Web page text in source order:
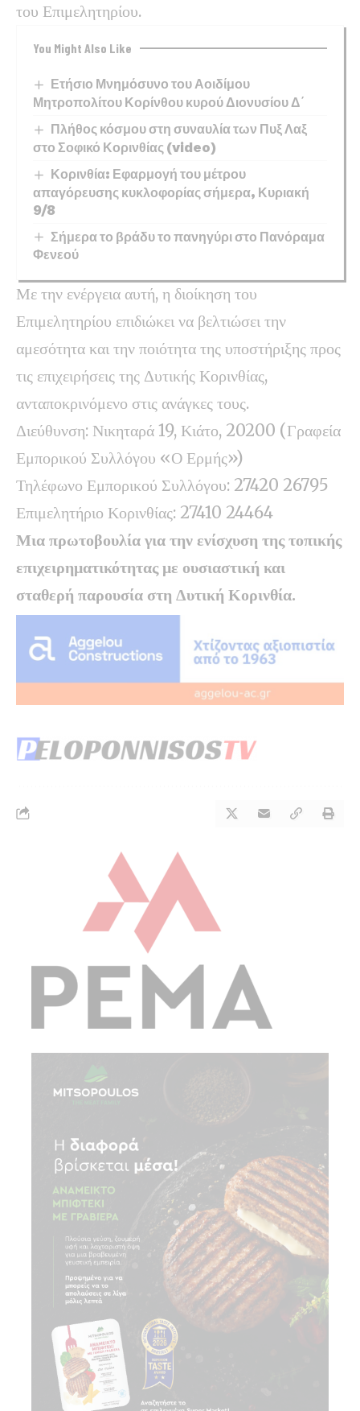
του Επιμελητηρίου.
You Might Also Like
Ετήσιο Μνημόσυνο του Αοιδίμου
Μητροπολίτου Κορίνθου κυρού Διονυσίου Δ΄
Πλήθος κόσμου στη συναυλία των Πυξ Λαξ
στο Σοφικό Κορινθίας (video)
Κορινθία: Εφαρμογή του μέτρου
απαγόρευσης κυκλοφορίας σήμερα, Κυριακή
9/8
Σήμερα το βράδυ το πανηγύρι στο Πανόραμα
Φενεού
Με την ενέργεια αυτή, η διοίκηση του
Επιμελητηρίου επιδιώκει να βελτιώσει την
αμεσότητα και την ποιότητα της υποστήριξης προς
τις επιχειρήσεις της Δυτικής Κορινθίας,
ανταποκρινόμενο στις ανάγκες τους.
Διεύθυνση: Νικηταρά 19, Κιάτο, 20200 (Γραφεία
Εμπορικού Συλλόγου «Ο Ερμής»)
Τηλέφωνο Εμπορικού Συλλόγου: 27420 26795
Επιμελητήριο Κορινθίας: 27410 24464
Μια πρωτοβουλία για την ενίσχυση της τοπικής
επιχειρηματικότητας με ουσιαστική και
σταθερή παρουσία στη Δυτική Κορινθία.